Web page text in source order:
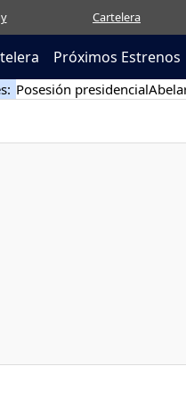
Cartelera
Próximos Estrenos
Posesión presidencial